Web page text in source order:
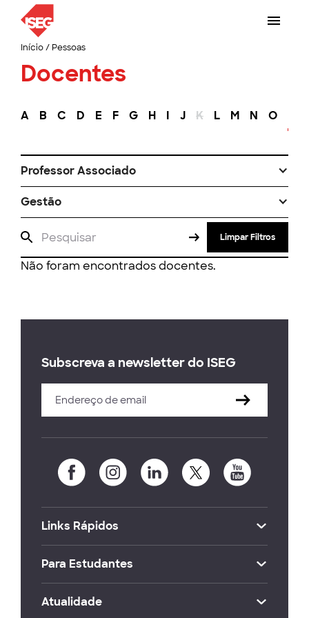
Início/ Pessoas
Docentes
A B C D E F G H I J K L M N O
Professor Associado
Gestão
Limpar Filtros
Não foram encontrados docentes.
Subscreva a newsletter do ISEG
Links Rápidos
Para Estudantes
Atualidade